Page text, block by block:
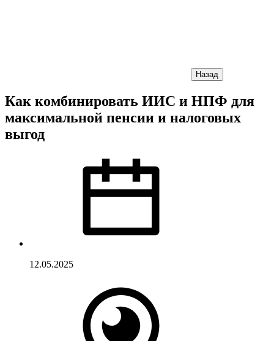
Назад
Как комбинировать ИИС и НПФ для
максимальной пенсии и налоговых
выгод
12.05.2025